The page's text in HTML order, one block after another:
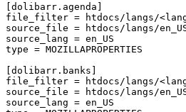
[dolibarr.agenda]
file_filter =
htdocs/langs/
source_file =
htdocs/langs/
source_lang = en_US
type = MOZILLAPROPERTIES
[dolibarr.banks]
file_filter =
htdocs/langs/
source_file =
htdocs/langs/
source_lang = en_US